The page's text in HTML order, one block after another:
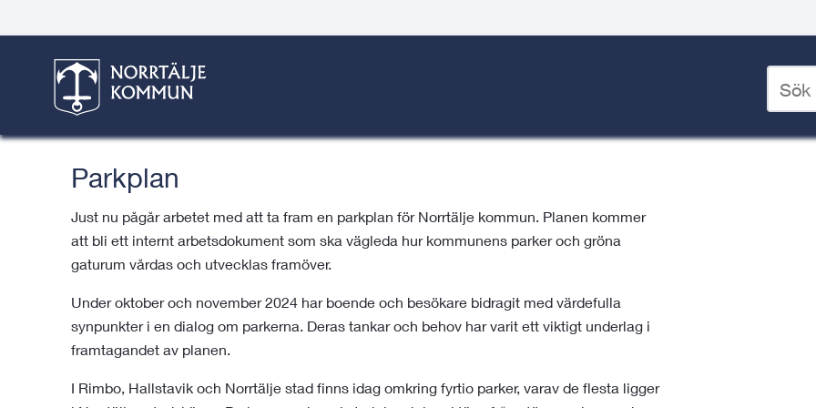
sökord
desktop
Trafik, gator och parker
Här är du: Start / Trafik, gator & parker
Parkplan
Just nu pågår arbetet med att ta fram en parkplan för Norrtälje kommun. Planen kommer
att bli ett internt arbetsdokument som ska vägleda hur kommunens parker och gröna
gaturum vårdas och utvecklas framöver.
Under oktober och november 2024 har boende och besökare bidragit med värdefulla
synpunkter i en dialog om parkerna. Deras tankar och behov har varit ett viktigt underlag i
framtagandet av planen.
I Rimbo, Hallstavik och Norrtälje stad finns idag omkring fyrtio parker, varav de flesta ligger